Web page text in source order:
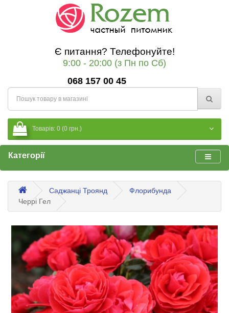
Є питання? Телефонуйте!
9:00 - 20:00 (з Пн по Сб)
068 157 00 45
Товарів: 0 (0 грн.)
Категорії
Саджанці Троянд
Флорибунда
Черрі Гел